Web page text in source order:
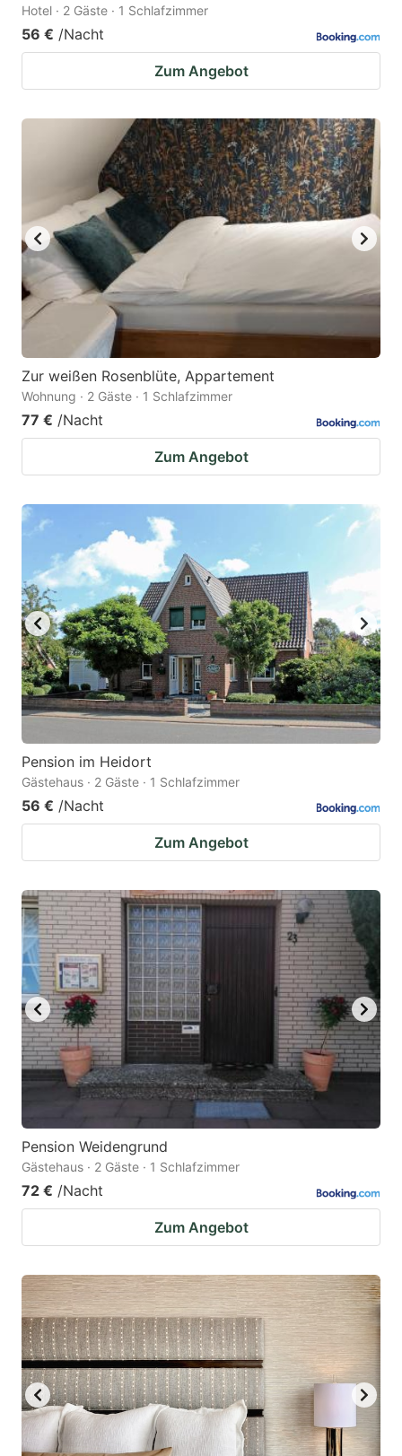
Hotel · 2 Gäste · 1 Schlafzimmer
56 € /Nacht
Zum Angebot
Zur weißen Rosenblüte, Appartement
Wohnung · 2 Gäste · 1 Schlafzimmer
77 € /Nacht
Zum Angebot
Pension im Heidort
Gästehaus · 2 Gäste · 1 Schlafzimmer
56 € /Nacht
Zum Angebot
Pension Weidengrund
Gästehaus · 2 Gäste · 1 Schlafzimmer
72 € /Nacht
Zum Angebot